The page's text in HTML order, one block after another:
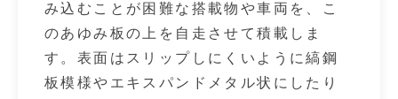
み込むことが困難な搭載物や車両を、こ
のあゆみ板の上を自走させて積載しま
す。表面はスリップしにくいように縞鋼
板模様やエキスパンドメタル状にしたり